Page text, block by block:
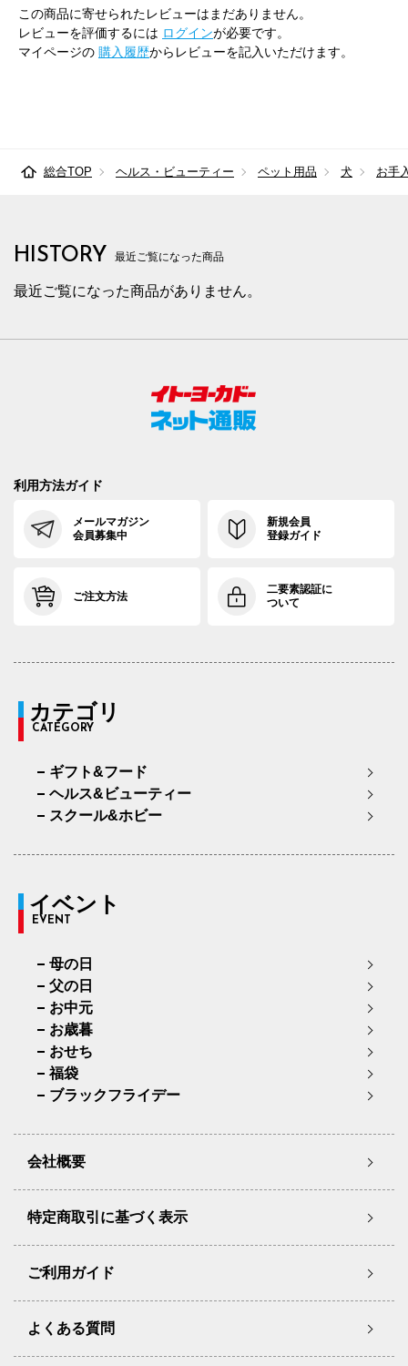
この商品に寄せられたレビューはまだありません。
レビューを評価するには ログインが必要です。
マイページの 購入履歴からレビューを記入いただけます。
総合TOP ヘルス・ビューティー ペット用品 犬 お手
HISTORY 最近ご覧になった商品
最近ご覧になった商品がありません。
利用方法ガイド
メールマガジン
会員募集中
新規会員
登録ガイド
ご注文方法
二要素認証に
ついて
カテゴリ
CATEGORY
ギフト&フード
ヘルス&ビューティー
スクール&ホビー
イベント
EVENT
母の日
父の日
お中元
お歳暮
おせち
福袋
ブラックフライデー
会社概要
特定商取引に基づく表示
ご利用ガイド
よくある質問